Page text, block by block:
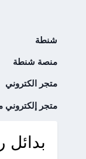
شنطة
منصة شنطة
متجر الكتروني
متجر إلكتروني
بدائل